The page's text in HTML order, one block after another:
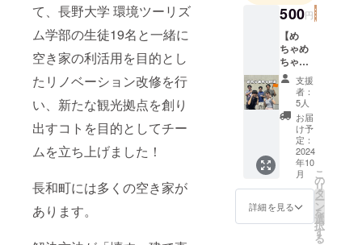
て、長野大学 環境ツーリズ
ム学部の生徒19名と一緒に
空き家の利活用を目的とし
たリノベーション改修を行
い、新たな観光拠点を創り
出すコトを目的としてチー
ムを立ち上げました！
長和町には多くの空き家が
あります。
500円
【め
ちゃめ
ちゃ応
援＊応
援プラ
ンA】長
和町を
直接訪
れるこ
とは難
しいけ
ど、プ
ロジェ
クトを
面白
支援
者：
5人
お届
け予
定：
2024
年10
月
詳細を見る
こ
の
リ
タ
ー
ン
を
選
択
す
る